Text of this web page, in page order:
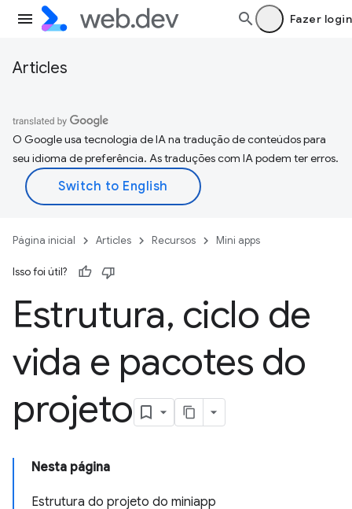
Fazer login
Articles
O Google usa tecnologia de IA na tradução de conteúdos para
seu idioma de preferência. As traduções com IA podem ter erros.
Página inicial Articles Recursos Mini apps
Isso foi útil?
Estrutura, ciclo de
vida e pacotes do
projeto
Nesta página
Estrutura do projeto do miniapp